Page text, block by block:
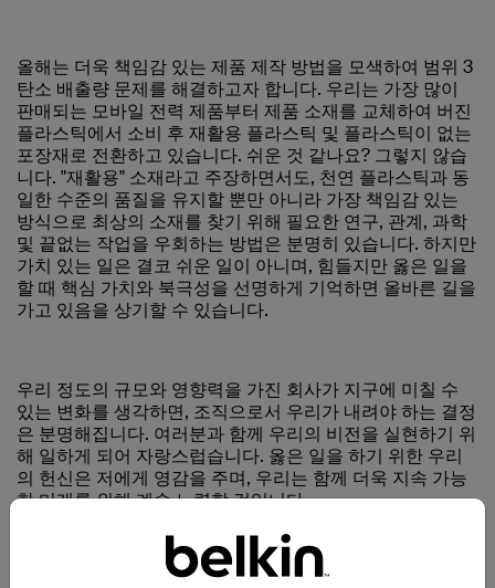
올해는 더욱 책임감 있는 제품 제작 방법을 모색하여 범위 3
탄소 배출량 문제를 해결하고자 합니다. 우리는 가장 많이
판매되는 모바일 전력 제품부터 제품 소재를 교체하여 버진
플라스틱에서 소비 후 재활용 플라스틱 및 플라스틱이 없는
포장재로 전환하고 있습니다. 쉬운 것 같나요? 그렇지 않습
니다. "재활용" 소재라고 주장하면서도, 천연 플라스틱과 동
일한 수준의 품질을 유지할 뿐만 아니라 가장 책임감 있는
방식으로 최상의 소재를 찾기 위해 필요한 연구, 관계, 과학
및 끝없는 작업을 우회하는 방법은 분명히 있습니다. 하지만
가치 있는 일은 결코 쉬운 일이 아니며, 힘들지만 옳은 일을
할 때 핵심 가치와 북극성을 선명하게 기억하면 올바른 길을
가고 있음을 상기할 수 있습니다.
우리 정도의 규모와 영향력을 가진 회사가 지구에 미칠 수
있는 변화를 생각하면, 조직으로서 우리가 내려야 하는 결정
은 분명해집니다. 여러분과 함께 우리의 비전을 실현하기 위
해 일하게 되어 자랑스럽습니다. 옳은 일을 하기 위한 우리
의 헌신은 저에게 영감을 주며, 우리는 함께 더욱 지속 가능
한 미래를 위해 계속 노력할 것입니다.